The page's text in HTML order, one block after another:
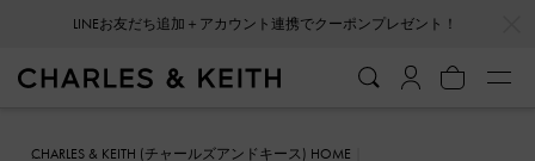
LINEお友だち追加＋アカウント連携でクーポンプレゼント！
CHARLES & KEITH (チャールズアンドキース) HOME